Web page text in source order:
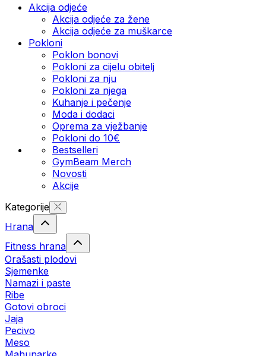
Akcija odjeće
Akcija odjeće za žene
Akcija odjeće za muškarce
Pokloni
Poklon bonovi
Pokloni za cijelu obitelj
Pokloni za nju
Pokloni za njega
Kuhanje i pečenje
Moda i dodaci
Oprema za vježbanje
Pokloni do 10€
Bestselleri
GymBeam Merch
Novosti
Akcije
Kategorije
Hrana
Fitness hrana
Orašasti plodovi
Sjemenke
Namazi i paste
Ribe
Gotovi obroci
Jaja
Pecivo
Meso